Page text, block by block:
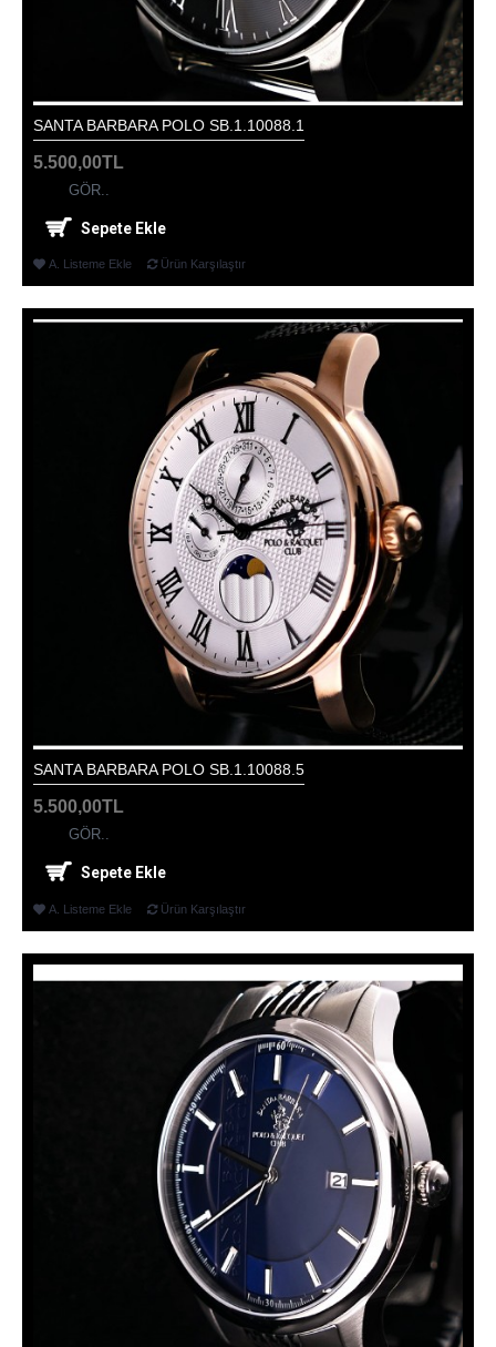
SANTA BARBARA POLO SB.1.10088.1
5.500,00TL
GÖR..
Sepete Ekle
A. Listeme Ekle Ürün Karşılaştır
SANTA BARBARA POLO SB.1.10088.5
5.500,00TL
GÖR..
Sepete Ekle
A. Listeme Ekle Ürün Karşılaştır